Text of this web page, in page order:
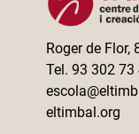
Roger de Flor,
Tel. 93 302 73
eltimbal.org